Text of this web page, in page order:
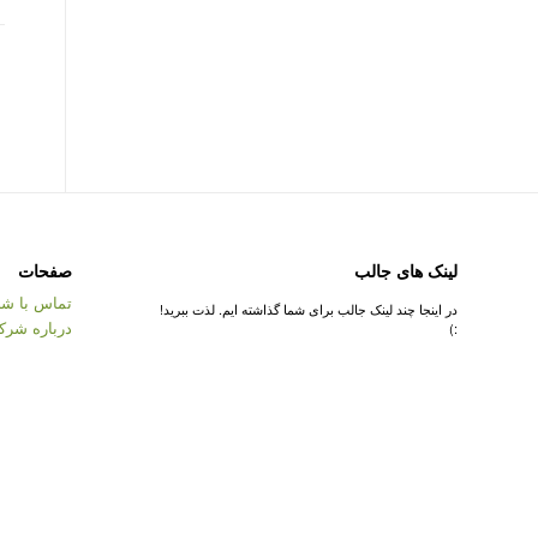
لینک های جالب
در اینجا چند لینک جالب برای شما گذاشته ایم. لذت ببرید!
:)
صفحات
تماس با
درباره